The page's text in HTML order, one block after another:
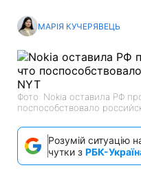
МАРІЯ КУЧЕРЯВЕЦЬ
Фото: Nokia оставила РФ
поспособствовало
Розумій ситуацію
чутки з РБК-